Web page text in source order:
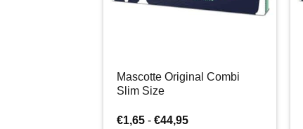
Mascotte Original Combi
Slim Size
€1,65 - €44,95Zakres